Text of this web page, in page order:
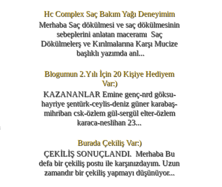
Hc Complex Saç Bakım Yağı Deneyimim
Merhaba Saç dökülmesi ve saç dökülmesinin
sebeplerini anlatan maceramı Saç
Dökülmelerş ve Kırılmalarına Karşı Mucize
başlıklı yazımda anl...
Blogumun 2.Yılı İçin 20 Kişiye Hediyem
Var:)
KAZANANLAR Emine genç-nrd göksu-
hayriye şentürk-ceylis-deniz güner karabaş-
mihriban csk-özlem gül-sergül elter-özlem
karaca-neslihan 23...
Burada Çekiliş Var:)
ÇEKİLİŞ SONUÇLANDI. Merhaba Bu
defa bir çekiliş postu ile karşınızdayım. Uzun
zamandır bir çekiliş yapmayı düşünüyor...